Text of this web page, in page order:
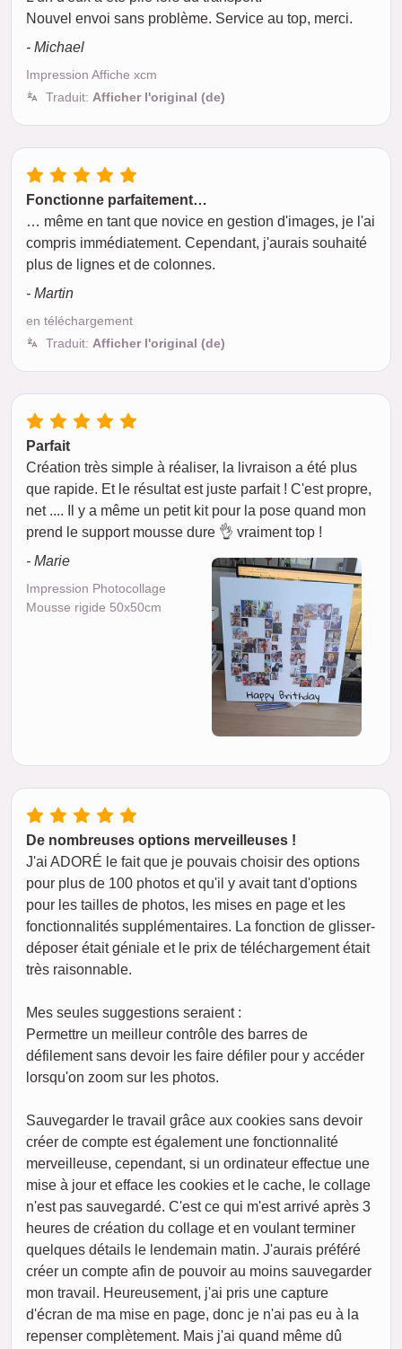
Nouvel envoi sans problème. Service au top, merci.
- Michael
Impression Affiche xcm
Traduit: Afficher l'original (de)
Fonctionne parfaitement…
… même en tant que novice en gestion d'images, je l'ai
compris immédiatement. Cependant, j'aurais souhaité
plus de lignes et de colonnes.
- Martin
en téléchargement
Traduit: Afficher l'original (de)
Parfait
Création très simple à réaliser, la livraison a été plus
que rapide. Et le résultat est juste parfait ! C'est propre,
net .... Il y a même un petit kit pour la pose quand mon
prend le support mousse dure 👌 vraiment top !
- Marie
Impression Photocollage
Mousse rigide 50x50cm
De nombreuses options merveilleuses !
J'ai ADORÉ le fait que je pouvais choisir des options
pour plus de 100 photos et qu'il y avait tant d'options
pour les tailles de photos, les mises en page et les
fonctionnalités supplémentaires. La fonction de glisser-
déposer était géniale et le prix de téléchargement était
très raisonnable.
Mes seules suggestions seraient :
Permettre un meilleur contrôle des barres de
défilement sans devoir les faire défiler pour y accéder
lorsqu'on zoom sur les photos.
Sauvegarder le travail grâce aux cookies sans devoir
créer de compte est également une fonctionnalité
merveilleuse, cependant, si un ordinateur effectue une
mise à jour et efface les cookies et le cache, le collage
n'est pas sauvegardé. C'est ce qui m'est arrivé après 3
heures de création du collage et en voulant terminer
quelques détails le lendemain matin. J'aurais préféré
créer un compte afin de pouvoir au moins sauvegarder
mon travail. Heureusement, j'ai pris une capture
d'écran de ma mise en page, donc je n'ai pas eu à la
repenser complètement. Mais j'ai quand même dû